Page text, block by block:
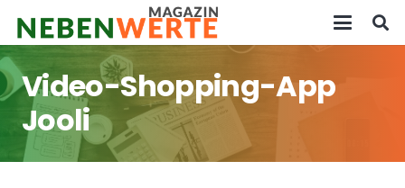
Video-Shopping-App
Jooli